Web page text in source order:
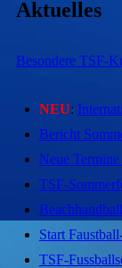
Aktuelles
Besondere TSF-
NEU:
Bericht
Neue
TSF-
Start
TSF-